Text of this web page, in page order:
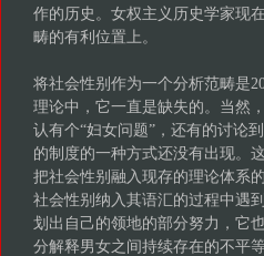
作的历史。女权主义历史学家现
畴的有利位置上。
将社会性别作为一个分析范畴是
理论中，它一直是缺失的。当然
认有个“妇女问题”，还有的讨论
的制度的一种方式还没有出现。
把社会性别融入现存的理论体系
社会性别纳入其语汇的过程中遇
划出自己的领地的部分努力，它
分解释男女之间持续存在的不平